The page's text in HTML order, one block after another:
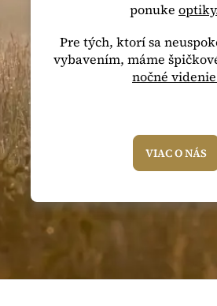
ponuke
Pre tých, ktorí sa
vybavením, máme
nočné
VIAC O NÁS